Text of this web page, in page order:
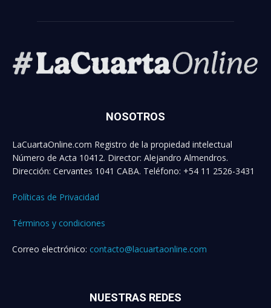
NOSOTROS
LaCuartaOnline.com Registro de la propiedad intelectual
Número de Acta 10412. Director: Alejandro Almendros.
Dirección: Cervantes 1041 CABA. Teléfono: +54 11 2526-3431
Políticas de Privacidad
Términos y condiciones
Correo electrónico: contacto@lacuartaonline.com
NUESTRAS REDES